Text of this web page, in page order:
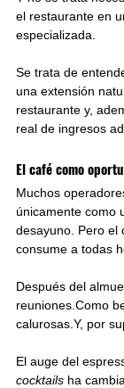
el restaurante en
especializada.
Se trata de
una extensión
restaurante y,
real de ingresos
El café como
Muchos
únicamente como
desayuno. Pero el
consume a todas
Después del
reuniones.Como
calurosas.Y, por
El auge del
cocktails ha